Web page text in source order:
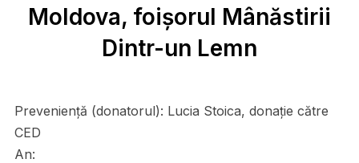
Moldova, foișorul Mânăstirii
Dintr-un Lemn
Preveniență (donatorul): Lucia Stoica, donație către
CED
An: